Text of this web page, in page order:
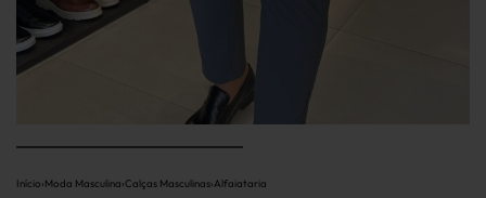
Início›Moda Masculina›Calças Masculinas›Alfaiataria